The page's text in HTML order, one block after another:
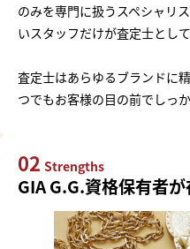
のみを専門に扱うスペシャリ
いスタッフだけが査定士とし
査定士はあらゆるブランドに
つでもお客様の目の前でしっ
02 Strengths
GIA G.G.資格保有者